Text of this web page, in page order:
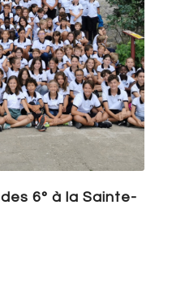
6° à la Sainte-